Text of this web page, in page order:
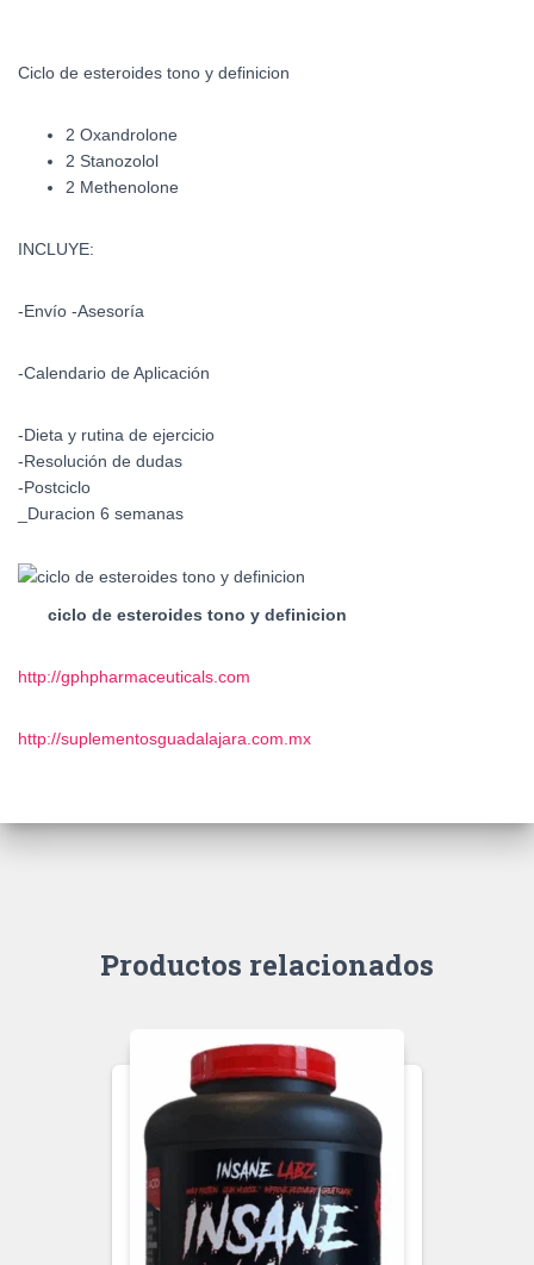
Ciclo de esteroides tono y definicion
2 Oxandrolone
2 Stanozolol
2 Methenolone
INCLUYE:
-Envío -Asesoría
-Calendario de Aplicación
-Dieta y rutina de ejercicio
-Resolución de dudas
-Postciclo
_Duracion 6 semanas
ciclo de esteroides tono y definicion
http://gphpharmaceuticals.com
http://suplementosguadalajara.com.mx
Productos relacionados